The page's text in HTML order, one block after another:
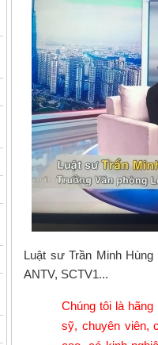
Luật sư Trần Minh
ANTV, SCTV1...
Chúng tôi là
sỹ, chuyên viên,